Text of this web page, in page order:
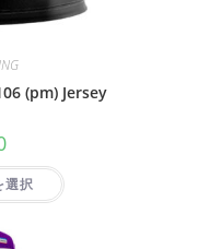
(pm) Jersey
選択